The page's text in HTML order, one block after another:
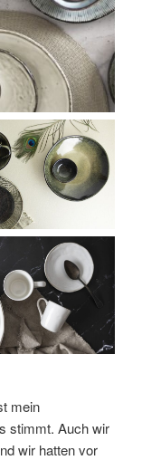
mein
stimmt. Auch wir
wir hatten vor